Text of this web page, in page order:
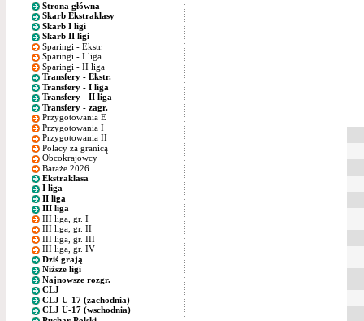
Strona główna
Skarb Ekstraklasy
Skarb I ligi
Skarb II ligi
Sparingi - Ekstr.
Sparingi - I liga
Sparingi - II liga
Transfery - Ekstr.
Transfery - I liga
Transfery - II liga
Transfery - zagr.
Przygotowania E
Przygotowania I
Przygotowania II
Polacy za granicą
Obcokrajowcy
Baraże 2026
Ekstraklasa
I liga
II liga
III liga
III liga, gr. I
III liga, gr. II
III liga, gr. III
III liga, gr. IV
Dziś grają
Niższe ligi
Najnowsze rozgr.
CLJ
CLJ U-17 (zachodnia)
CLJ U-17 (wschodnia)